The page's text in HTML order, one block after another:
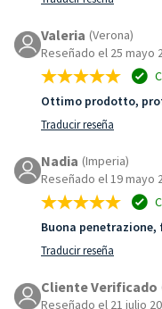
Valeria (Verona)
Reseñado el 25 mayo
Ottimo prodotto,
Traducir reseña
Nadia (Imperia)
Reseñado el 19 mayo
Buona
Traducir reseña
Cliente Verificado
Reseñado el 21 julio